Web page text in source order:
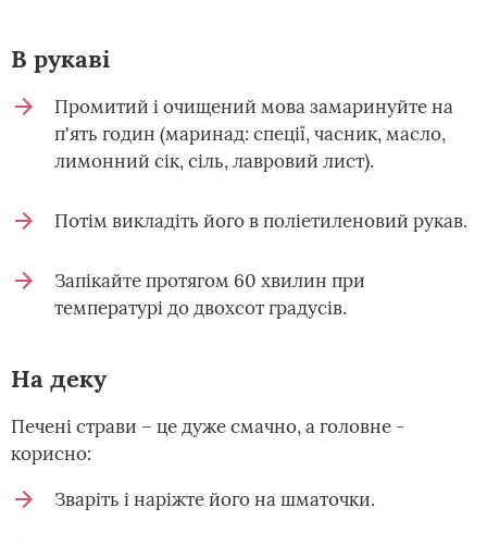
В рукаві
Промитий і очищений мова замаринуйте на
п'ять годин (маринад: спеції, часник, масло,
лимонний сік, сіль, лавровий лист).
Потім викладіть його в поліетиленовий рукав.
Запікайте протягом 60 хвилин при
температурі до двохсот градусів.
На деку
Печені страви – це дуже смачно, а головне -
корисно:
Зваріть і наріжте його на шматочки.